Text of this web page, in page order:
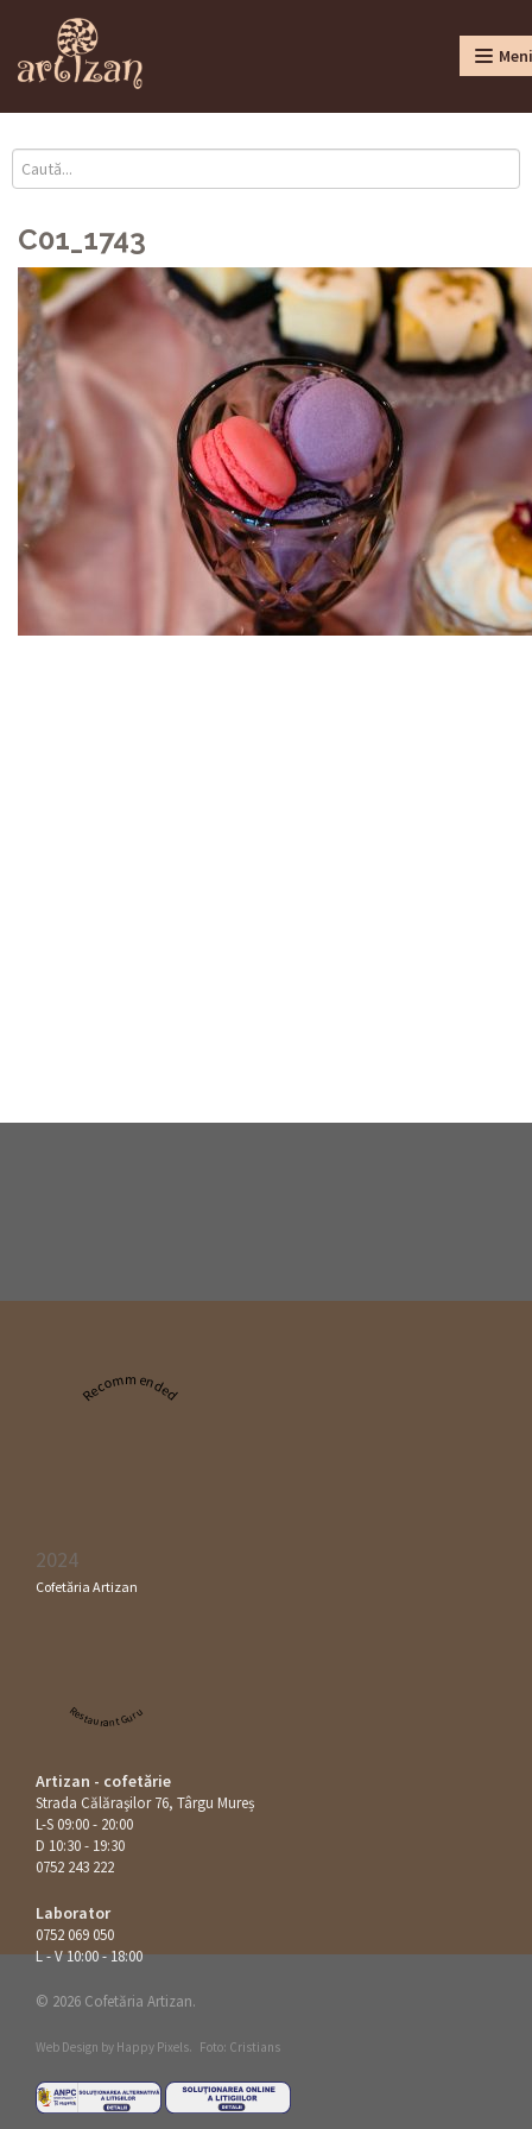
C01_1743
Recommended
2024
Cofetăria Artizan
Restaurant Guru
Artizan - cofetărie
Strada Călăraşilor 76, Târgu Mureș
L-S 09:00 - 20:00
D 10:30 - 19:30
0752 243 222
Laborator
0752 069 050
L - V 10:00 - 18:00
© 2026 Cofetăria Artizan.
Web Design by Happy Pixels. Foto: Cristians